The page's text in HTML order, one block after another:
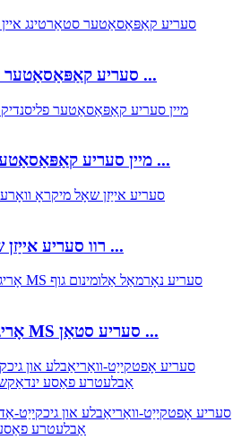
YC סעריע קאַפּאַסאַטער אָנהייב ...
מיין סעריע קאַפּאַסאַטער פליסנדיק ...
רוו סעריע אייַזן שאָל מיקראָ ...
ABB אָריגינעל MS סעריע סטאַן ...